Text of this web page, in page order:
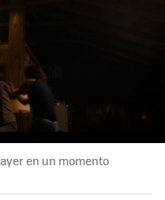
en un momento